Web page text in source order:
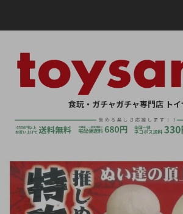
食玩・ガチャガチャ専門店 ト